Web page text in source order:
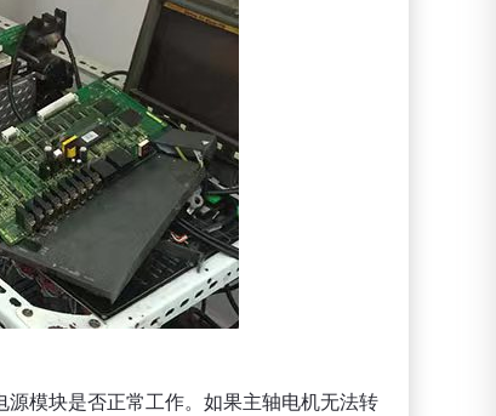
模块是否正常工作。如果主轴电机无法转